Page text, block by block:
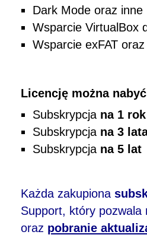
Dark Mode oraz
Wsparcie VirtualBox
Wsparcie exFAT
Licencję można
Subskrypcja na 1
Subskrypcja na 3
Subskrypcja na 5 lat
Każda zakupiona
Support, który
oraz pobranie